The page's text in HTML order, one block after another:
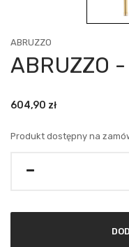
ABRUZZO
ABRUZZO
604,90 zł
Produkt dostępny na